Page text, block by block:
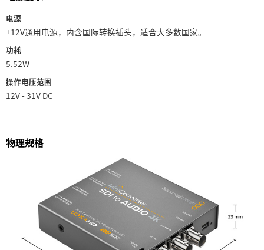
电源
+12V通用电源，内含国际转换插头，适合大多数国家。
功耗
5.52W
操作电压范围
12V - 31V DC
物理规格